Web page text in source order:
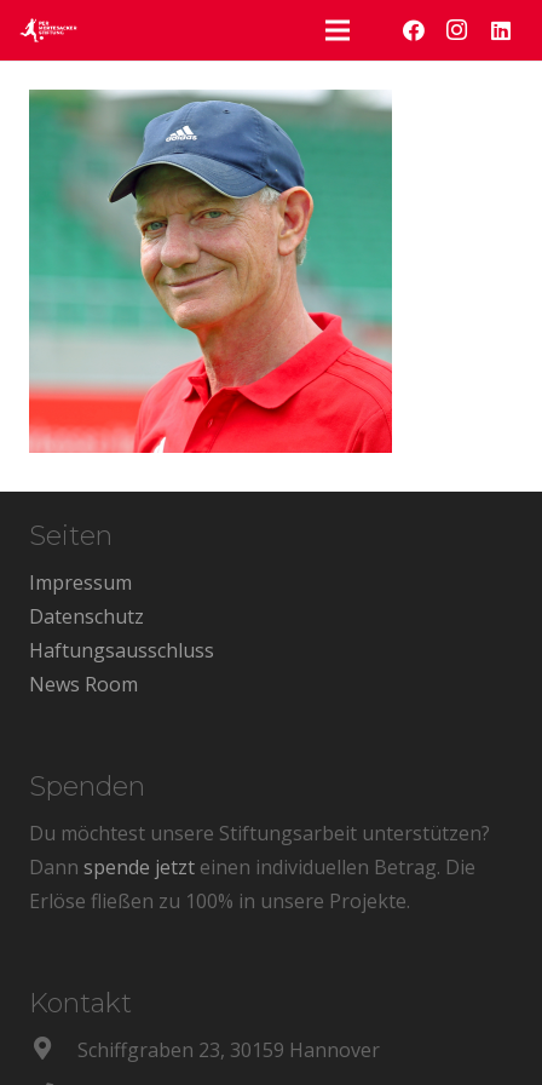
Seiten
Impressum
Datenschutz
Haftungsausschluss
News Room
Spenden
Du möchtest unsere Stiftungsarbeit unterstützen?
Dann spende jetzt einen individuellen Betrag. Die
Erlöse fließen zu 100% in unsere Projekte.
Kontakt
Schiffgraben 23, 30159 Hannover